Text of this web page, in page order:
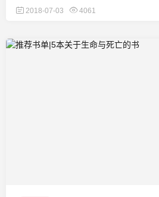
2018-07-03 4061